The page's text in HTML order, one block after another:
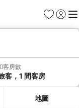
我的最愛
登入 選
客房數
客，1 間客房
地圖